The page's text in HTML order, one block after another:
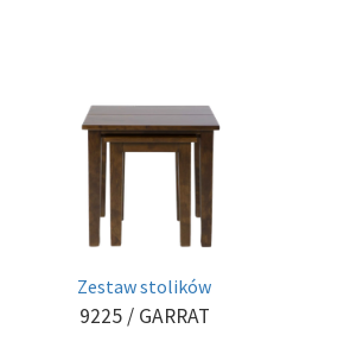
Zestaw stolików
9225 / GARRAT